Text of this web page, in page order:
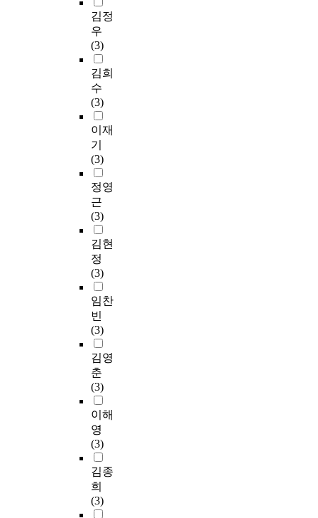
김정
우
(3)
김희
수
(3)
이재
기
(3)
정영
근
(3)
김현
정
(3)
임찬
빈
(3)
김영
춘
(3)
이해
영
(3)
김종
희
(3)